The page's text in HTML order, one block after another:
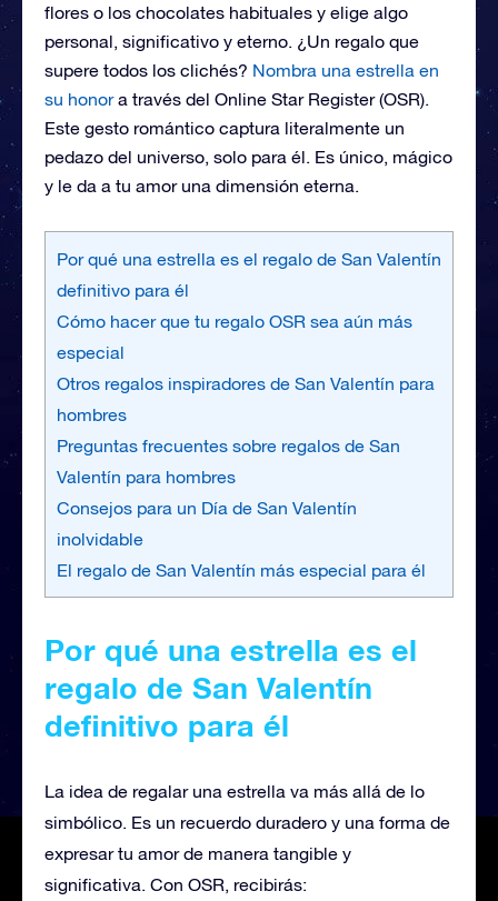
flores o los chocolates habituales y elige algo
personal, significativo y eterno. ¿Un regalo que
supere todos los clichés? Nombra una estrella en
su honor a través del Online Star Register (OSR).
Este gesto romántico captura literalmente un
pedazo del universo, solo para él. Es único, mágico
y le da a tu amor una dimensión eterna.
Por qué una estrella es el regalo de San Valentín
definitivo para él
Cómo hacer que tu regalo OSR sea aún más
especial
Otros regalos inspiradores de San Valentín para
hombres
Preguntas frecuentes sobre regalos de San
Valentín para hombres
Consejos para un Día de San Valentín
inolvidable
El regalo de San Valentín más especial para él
Por qué una estrella es el
regalo de San Valentín
definitivo para él
La idea de regalar una estrella va más allá de lo
simbólico. Es un recuerdo duradero y una forma de
expresar tu amor de manera tangible y
significativa. Con OSR, recibirás: